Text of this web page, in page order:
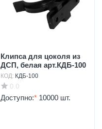
Клипса для цоколя из
ДСП, белая арт.КДБ-100
КОД: КДБ-100
0.0
Доступно:* 10000 шт.